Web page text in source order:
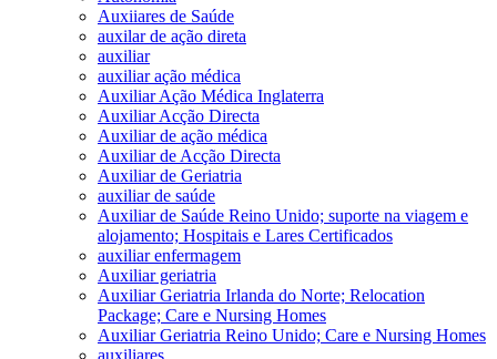
Auxiiares de Saúde
auxilar de ação direta
auxiliar
auxiliar ação médica
Auxiliar Ação Médica Inglaterra
Auxiliar Acção Directa
Auxiliar de ação médica
Auxiliar de Acção Directa
Auxiliar de Geriatria
auxiliar de saúde
Auxiliar de Saúde Reino Unido; suporte na viagem e
alojamento; Hospitais e Lares Certificados
auxiliar enfermagem
Auxiliar geriatria
Auxiliar Geriatria Irlanda do Norte; Relocation
Package; Care e Nursing Homes
Auxiliar Geriatria Reino Unido; Care e Nursing Homes
auxiliares